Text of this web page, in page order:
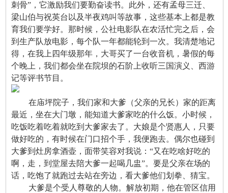
刺骨”，它激励我们要勤奋读书。此外，还有孟母三迁、
梁山伯与祝英台以及半夜鸡叫等故事，这些基本上都是教
育我们要学好。那时候，公社电影队在农活忙完之后，会
到生产队放电影，每个队一年都能轮到一次。我清楚地记
得，在我上四年级那年，大哥买了一台收音机，暑假的每
个晚上，我们都会坐在院坝的石阶上收听三国演义、西游
记等评书节目。
在庙坪院子，我们家和大爹（父亲的兄长）家的距离
最近，坐在大门墩，能知道大爹家吃的什么饭。小时候，
吃饭吃着吃着就吃到大爹家去了。大娘是个贤惠人，只要
做好吃的，有时候在门口招个手，我便跑去。偶尔也碰到
大爹到灶房拿酒壶，面带笑容对我说：“又在吃啥好吃的
啊，走，到堂屋去陪大爹一起喝几盅”。要是父亲在场的
话，吃饱了就跑过去站在旁边，看大爹他们划拳、猜宝。
大爹是个受人尊敬的人物。解放初期，他在管区信用